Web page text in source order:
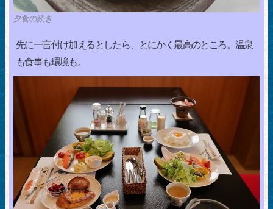
夕食の続き
先に一言付け加えるとしたら、とにかく最高のところ。温泉
も食事も環境も。